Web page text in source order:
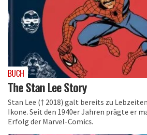
BUCH
The Stan Lee Story
Stan Lee († 2018) galt bereits zu
Ikone. Seit den 1940er Jahren prägte er
Erfolg der Marvel-Comics.